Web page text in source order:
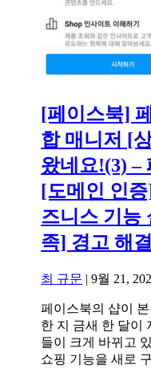
[페이스북]
합 매니저 [
왔네요!(3) –
[도메인 인
즈니스 기능
족] 경고 해
최 규문 |9월 21,
페이스북의 샵이
한 지 금새 한 달이
들이 크게 바뀌고
쇼핑 기능을 새로